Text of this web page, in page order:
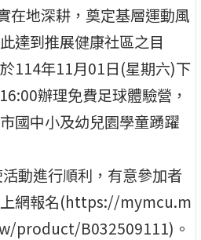
在地深耕，奠定基層運動風
達到推展健康社區之目
114年11月01日(星期六)下
辦理免費足球體驗營，
國中小及幼兒園學童踴躍
動進行順利，有意參加者
網報名(https://mymcu.m
product/B032509111)。